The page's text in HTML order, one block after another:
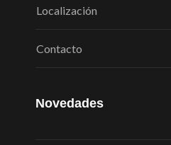
Localización
Contacto
Novedades